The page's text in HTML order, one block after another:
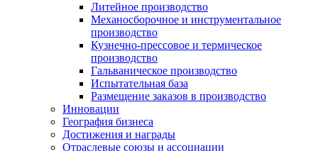
Литейное производство
Механосборочное и инструментальное
производство
Кузнечно-прессовое и термическое
производство
Гальваническое производство
Испытательная база
Размещение заказов в производство
Инновации
География бизнеса
Достижения и награды
Отраслевые союзы и ассоциации